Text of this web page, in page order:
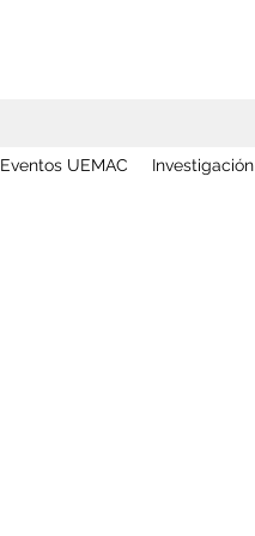
Eventos UEMAC Investigación